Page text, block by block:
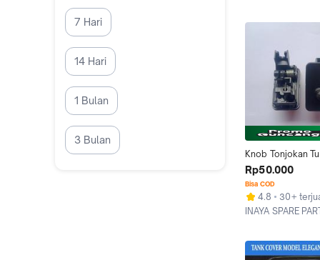
7 Hari
14 Hari
1 Bulan
3 Bulan
Knob Tonjokan
Bensin Nissan
Go Original
Rp50.000
Bisa COD
4.8
30+
INAYA SPARE